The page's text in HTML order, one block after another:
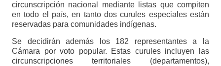
circunscripción nacional mediante listas que compiten
en todo el país, en tanto dos curules especiales están
reservadas para comunidades indígenas.
Se decidirán además los 182 representantes a la
Cámara por voto popular. Estas curules incluyen las
circunscripciones territoriales (departamentos),